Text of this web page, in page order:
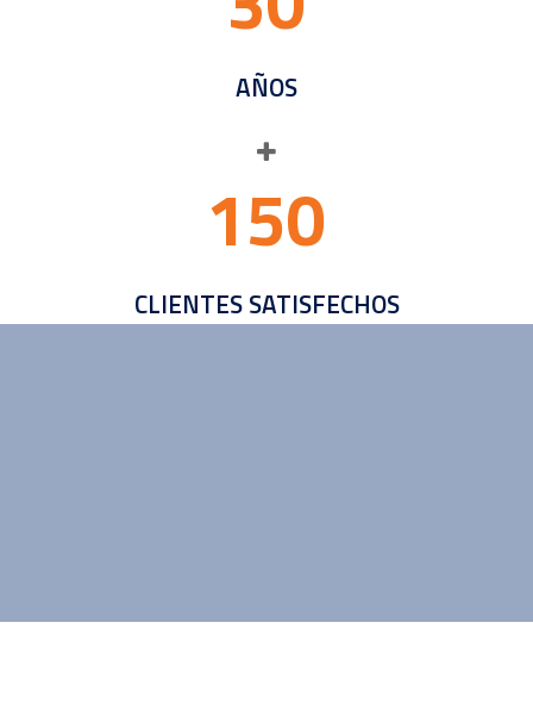
AÑOS
150
CLIENTES SATISFECHOS